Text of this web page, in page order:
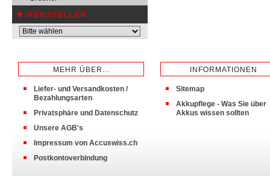
HERSTELLER
MEHR ÜBER...
Liefer- und Versandkosten /
Bezahlungsarten
Privatsphäre und Datenschutz
Unsere AGB's
Impressum von Accuswiss.ch
Postkontoverbindung
INFORMATIONEN
Sitemap
Akkupflege - Was Sie über
Akkus wissen sollten